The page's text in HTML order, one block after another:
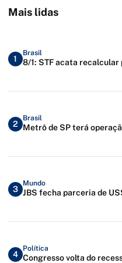
Mais lidas
1
Brasil
8/1: STF acata recalcular
2
Brasil
Metrô de SP terá
3
Mundo
JBS fecha parceria de
4
Política
Congresso volta do